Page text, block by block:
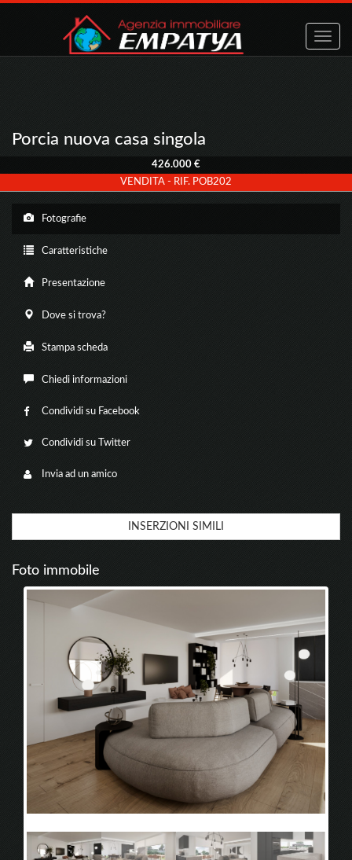
Toggle
Porcia nuova casa singola
426.000 €
VENDITA - RIF. POB202
Fotografie
Caratteristiche
Presentazione
Dove si trova?
Stampa scheda
Chiedi informazioni
Condividi su Facebook
Condividi su Twitter
Invia ad un amico
INSERZIONI SIMILI
Foto immobile